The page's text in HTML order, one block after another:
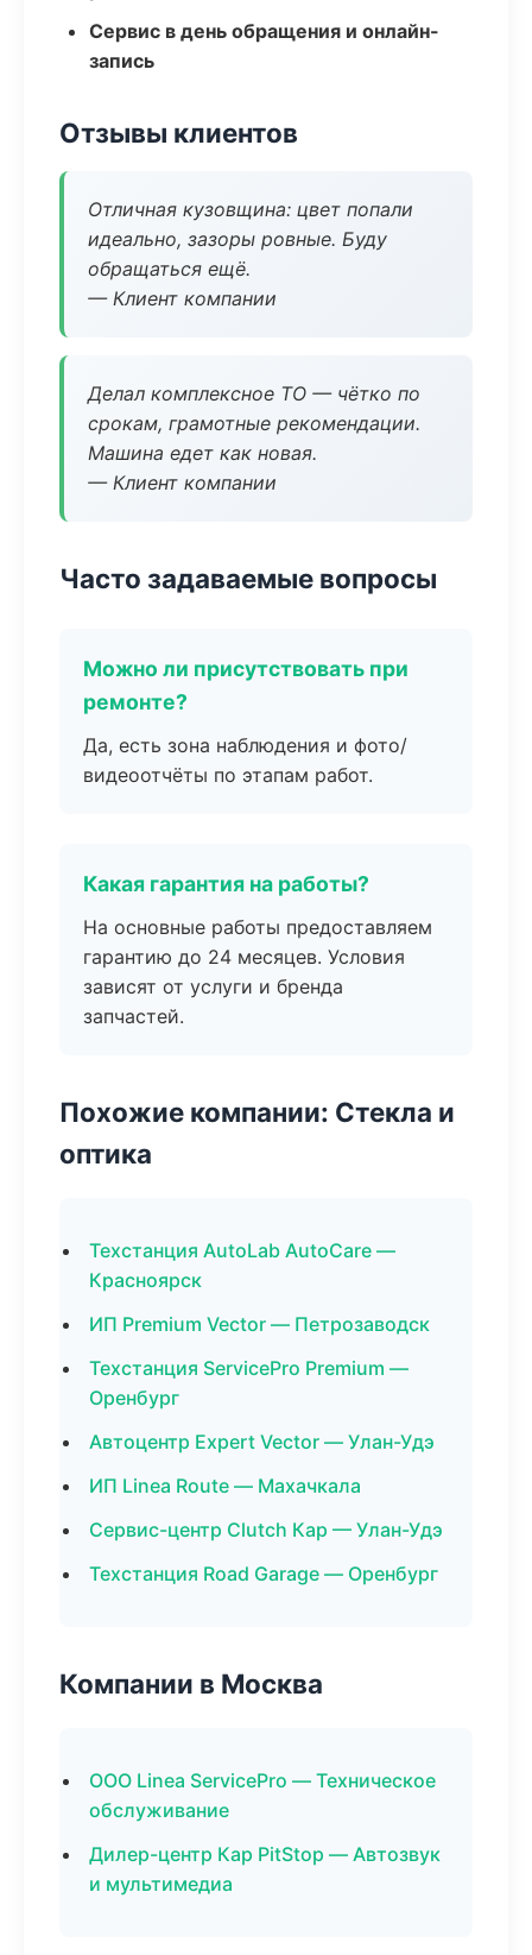
Сервис в день обращения и онлайн-
запись
Отзывы клиентов
Отличная кузовщина: цвет попали
идеально, зазоры ровные. Буду
обращаться ещё.
— Клиент компании
Делал комплексное ТО — чётко по
срокам, грамотные рекомендации.
Машина едет как новая.
— Клиент компании
Часто задаваемые вопросы
Можно ли присутствовать при
ремонте?
Да, есть зона наблюдения и фото/
видеоотчёты по этапам работ.
Какая гарантия на работы?
На основные работы предоставляем
гарантию до 24 месяцев. Условия
зависят от услуги и бренда
запчастей.
Похожие компании: Стекла и
оптика
Техстанция AutoLab AutoCare —
Красноярск
ИП Premium Vector — Петрозаводск
Техстанция ServicePro Premium —
Оренбург
Автоцентр Expert Vector — Улан-Удэ
ИП Linea Route — Махачкала
Сервис-центр Clutch Кар — Улан-Удэ
Техстанция Road Garage — Оренбург
Компании в Москва
ООО Linea ServicePro — Техническое
обслуживание
Дилер-центр Кар PitStop — Автозвук
и мультимедиа